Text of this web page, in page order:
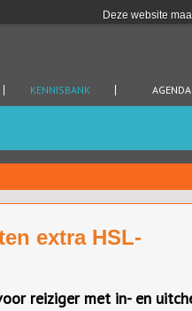
Deze website
KENNISBANK AGENDA
extra HSL-
reiziger met in- en